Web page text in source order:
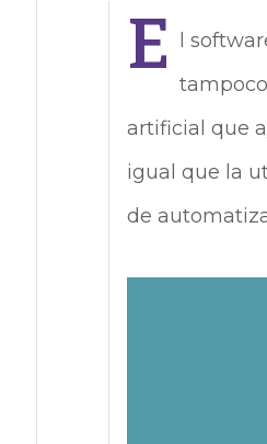
E
l
artificial que
igual que la
de